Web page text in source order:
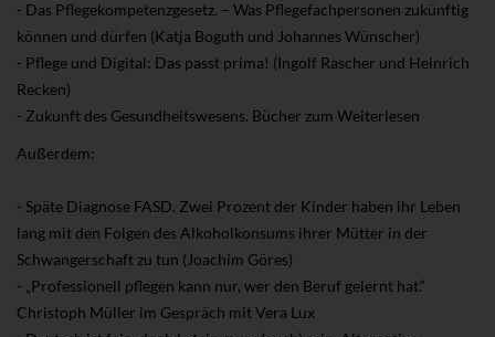
- Das Pflegekompetenzgesetz. – Was Pflegefachpersonen zukünftig
können und dürfen (Katja Boguth und Johannes Wünscher)
- Pflege und Digital: Das passt prima! (Ingolf Rascher und Heinrich
Recken)
- Zukunft des Gesundheitswesens. Bücher zum Weiterlesen
Außerdem:
- Späte Diagnose FASD. Zwei Prozent der Kinder haben ihr Leben
lang mit den Folgen des Alkoholkonsums ihrer Mütter in der
Schwangerschaft zu tun (Joachim Göres)
- „Professionell pflegen kann nur, wer den Beruf gelernt hat.“
Christoph Müller im Gespräch mit Vera Lux